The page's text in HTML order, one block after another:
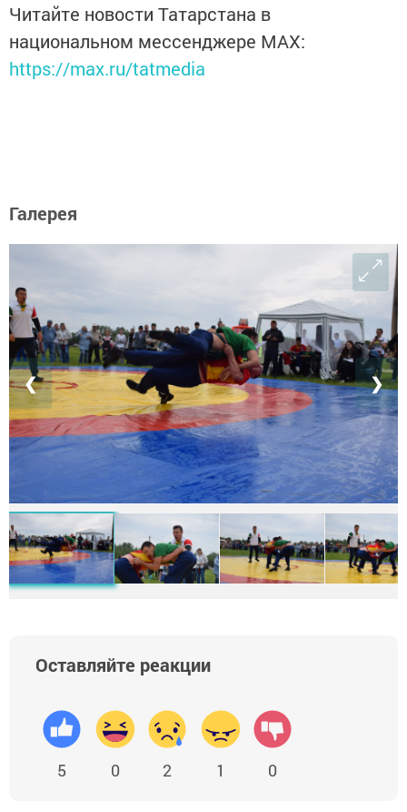
Читайте новости Татарстана в
национальном мессенджере MАХ:
https://max.ru/tatmedia
Галерея
❮ ❯
Оставляйте реакции
5 0 2 1 0